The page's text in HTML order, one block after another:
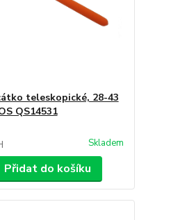
teleskopické, 28-43
QS14531
Skladem
Přidat do košíku